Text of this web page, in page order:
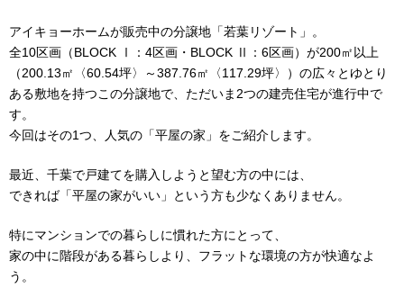
アイキョーホームが販売中の分譲地「若葉リゾート」。
全10区画（BLOCK Ⅰ：4区画・BLOCK Ⅱ：6区画）が200㎡以上
（200.13㎡〈60.54坪〉～387.76㎡〈117.29坪〉）の広々とゆとり
ある敷地を持つこの分譲地で、ただいま2つの建売住宅が進行中で
す。
今回はその1つ、人気の「平屋の家」をご紹介します。
最近、千葉で戸建てを購入しようと望む方の中には、
できれば「平屋の家がいい」という方も少なくありません。
特にマンションでの暮らしに慣れた方にとって、
家の中に階段がある暮らしより、フラットな環境の方が快適なよ
う。